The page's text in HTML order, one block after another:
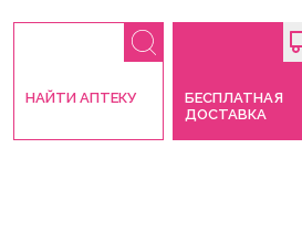
НАЙТИ АПТЕКУ
БЕСПЛАТНАЯ
ДОСТАВКА